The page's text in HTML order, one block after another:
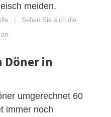
meiden.
| Sehen Sie sich die
Döner in
umgerechnet 60
immer noch